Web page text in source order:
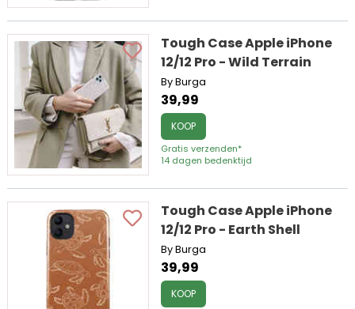
Tough Case Apple iPhone
12/12 Pro - Wild Terrain
By Burga
39,99
KOOP
Gratis verzenden*
14 dagen bedenktijd
Tough Case Apple iPhone
12/12 Pro - Earth Shell
By Burga
39,99
KOOP